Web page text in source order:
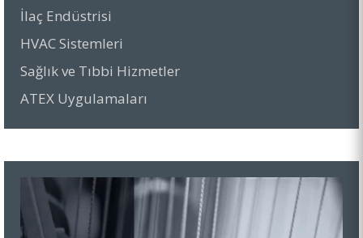
İlaç Endüstrisi
HVAC Sistemleri
Sağlık ve Tıbbi Hizmetler
ATEX Uygulamaları